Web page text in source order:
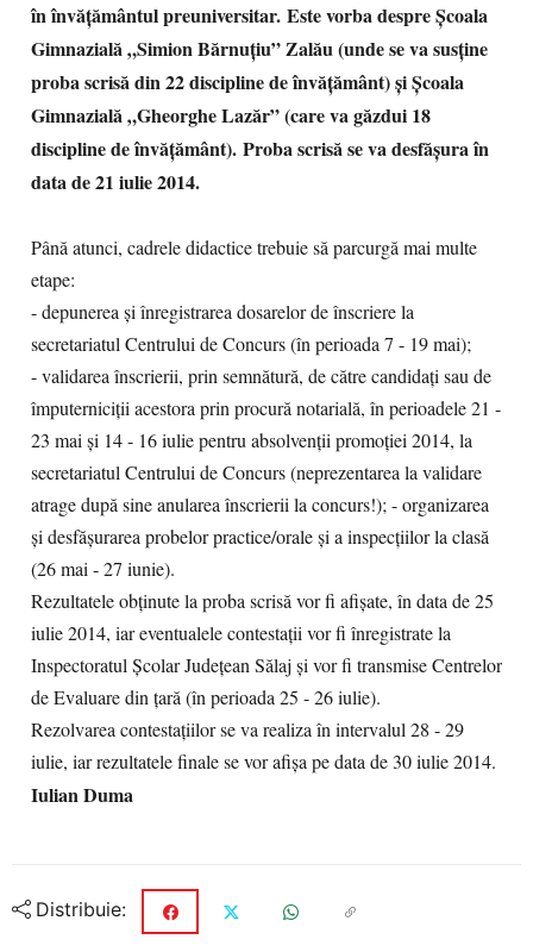
în învățământul preuniversitar. Este vorba despre Școala
Gimnazială „Simion Bărnuțiu” Zalău (unde se va susține
proba scrisă din 22 discipline de învățământ) și Școala
Gimnazială „Gheorghe Lazăr” (care va găzdui 18
discipline de învățământ). Proba scrisă se va desfășura în
data de 21 iulie 2014.
Până atunci, cadrele didactice trebuie să parcurgă mai multe
etape:
- depunerea și înregistrarea dosarelor de înscriere la
secretariatul Centrului de Concurs (în perioada 7 - 19 mai);
- validarea înscrierii, prin semnătură, de către candidați sau de
împuterniciții acestora prin procură notarială, în perioadele 21 -
23 mai și 14 - 16 iulie pentru absolvenții promoției 2014, la
secretariatul Centrului de Concurs (neprezentarea la validare
atrage după sine anularea înscrierii la concurs!); - organizarea
și desfășurarea probelor practice/orale și a inspecțiilor la clasă
(26 mai - 27 iunie).
Rezultatele obținute la proba scrisă vor fi afișate, în data de 25
iulie 2014, iar eventualele contestații vor fi înregistrate la
Inspectoratul Școlar Județean Sălaj și vor fi transmise Centrelor
de Evaluare din țară (în perioada 25 - 26 iulie).
Rezolvarea contestațiilor se va realiza în intervalul 28 - 29
iulie, iar rezultatele finale se vor afișa pe data de 30 iulie 2014.
Iulian Duma
Distribuie: